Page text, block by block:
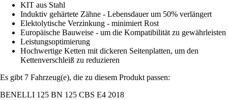
KIT aus Stahl
Induktiv gehärtete Zähne - Lebensdauer um 50% verlängert
Elektolytische Verzinkung - minimiert Rost
Europäische Bauweise - um die Kompatibilität zu gewährleisten
Leistungsoptimierung
Hochwertige Ketten mit dickeren Seitenplatten, um den
Kettenverschleiß zu reduzieren
Es gibt 7 Fahrzeug(e), die zu diesem Produkt passen:
BENELLI 125 BN 125 CBS E4 2018